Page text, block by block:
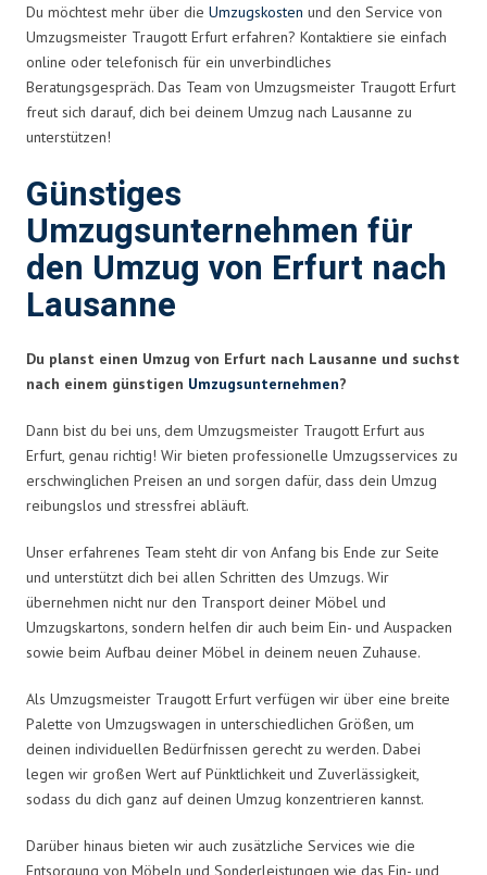
Du möchtest mehr über die Umzugskosten und den Service von
Umzugsmeister Traugott Erfurt erfahren? Kontaktiere sie einfach
online oder telefonisch für ein unverbindliches
Beratungsgespräch. Das Team von Umzugsmeister Traugott Erfurt
freut sich darauf, dich bei deinem Umzug nach Lausanne zu
unterstützen!
Günstiges
Umzugsunternehmen für
den Umzug von Erfurt nach
Lausanne
Du planst einen Umzug von Erfurt nach Lausanne und suchst
nach einem günstigen Umzugsunternehmen?
Dann bist du bei uns, dem Umzugsmeister Traugott Erfurt aus
Erfurt, genau richtig! Wir bieten professionelle Umzugsservices zu
erschwinglichen Preisen an und sorgen dafür, dass dein Umzug
reibungslos und stressfrei abläuft.
Unser erfahrenes Team steht dir von Anfang bis Ende zur Seite
und unterstützt dich bei allen Schritten des Umzugs. Wir
übernehmen nicht nur den Transport deiner Möbel und
Umzugskartons, sondern helfen dir auch beim Ein- und Auspacken
sowie beim Aufbau deiner Möbel in deinem neuen Zuhause.
Als Umzugsmeister Traugott Erfurt verfügen wir über eine breite
Palette von Umzugswagen in unterschiedlichen Größen, um
deinen individuellen Bedürfnissen gerecht zu werden. Dabei
legen wir großen Wert auf Pünktlichkeit und Zuverlässigkeit,
sodass du dich ganz auf deinen Umzug konzentrieren kannst.
Darüber hinaus bieten wir auch zusätzliche Services wie die
Entsorgung von Möbeln und Sonderleistungen wie das Ein- und